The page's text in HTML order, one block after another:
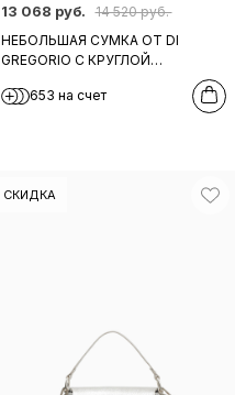
13 068 руб.
14 520 руб.
НЕБОЛЬШАЯ СУМКА ОТ DI
GREGORIO С КРУГЛОЙ
ФУРНИТУРОЙ В БЕЛОМ ЦВЕТЕ
653 на счет
СКИДКА